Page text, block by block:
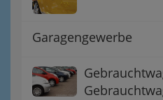
Garagengewerbe